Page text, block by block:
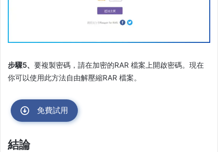
步驟5、 要複製密碼，請在加密的RAR 檔案上開啟密碼。現在
你可以使用此方法自由解壓縮RAR 檔案。
免費試用
結論